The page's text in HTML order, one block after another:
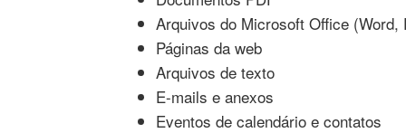
Arquivos do Microsoft Office (Word,
Páginas da web
Arquivos de texto
E-mails e anexos
Eventos de calendário e contatos